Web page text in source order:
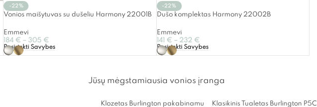
-22%
Vonios maišytuvas su dušeliu Harmony 22001B
Emmevi
184 € – 305 €
Pasirinkti Savybes
-22%
Dušo komplektas Harmony 22002B
Emmevi
141
€ – 232 €
Pasirinkti Savybes
Jūsų mėgstamiausia vonios įranga
Klozetas Burlington pakabinamu Klasikinis Tualetas Burlington P5C1